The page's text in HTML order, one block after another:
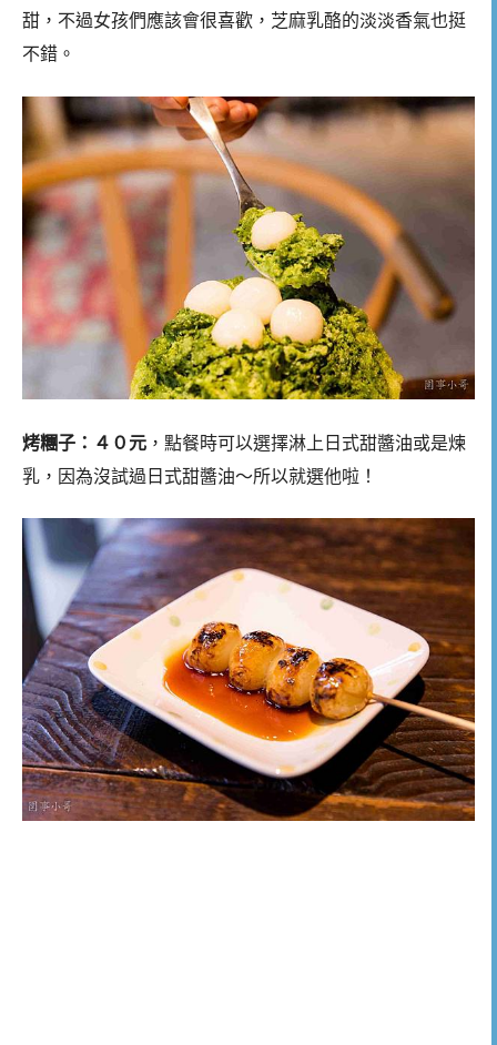
甜，不過女孩們應該會很喜歡，芝麻乳酪的淡淡香氣也挺
不錯。
烤糰子：４０元 ，點餐時可以選擇淋上日式甜醬油或是煉
乳，因為沒試過日式甜醬油～所以就選他啦！